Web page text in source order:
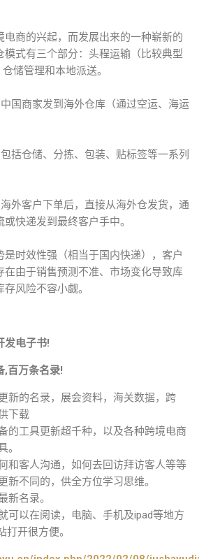
电商的兴起，而发展出来的一种崭新的
模式有三个部分：头程运输（比较典型
储管理和本地派送。
国商家发到海外仓库（通过空运、海运
括仓储、分拣、包装、贴标签等一系列
外客户下单后，直接从海外仓发货，通
快递发到最终客户手中。
是时效性强（相当于国内快递），客户
在由于销售预测不准、市场变化导致库
风险不容小觑。
发电子书!
,百万条名录!
新的名录，展会资料，海关数据，跨
下载
的工具更新超千种，以及各种跨境电商
。
和客人沟通，如何去回访拜访客人等等
新不同的，供全方位学习思维。
新名录。
可以在阅读，电脑、手机及ipad等地方
打开很方便。